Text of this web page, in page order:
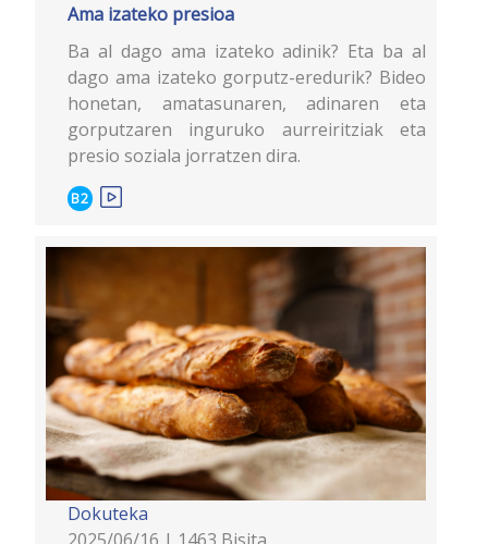
Ama izateko presioa
Ba al dago ama izateko adinik? Eta ba al
dago ama izateko gorputz-eredurik? Bideo
honetan, amatasunaren, adinaren eta
gorputzaren inguruko aurreiritziak eta
presio soziala jorratzen dira.
B2
Dokuteka